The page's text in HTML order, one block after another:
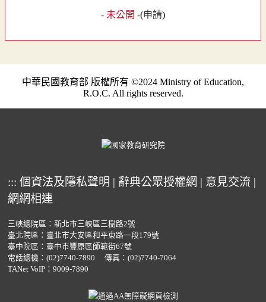
- 未公開 -(申請)
中華民國教育部 版權所有 ©2024 Ministry of Education,
R.O.C. All rights reserved.
::: 個資法及隱私聲明 | 辭典公眾授權網 | 意見交流 |
網網相連
三峽總院區：新北市三峽區三樹路2號
臺北院區：臺北市大安區和平東路一段179號
臺中院區：臺中市豐原區師範街67號
電話總機： (02)7740-7890
傳真：(02)7740-7064
TANet VoIP：9009-7890